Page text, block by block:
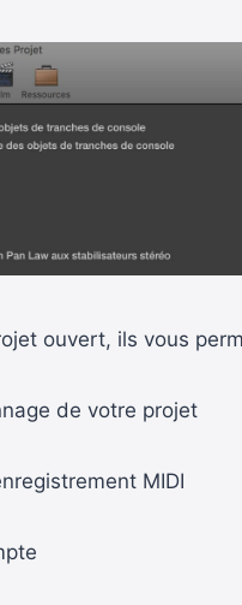
ouvert, ils vous
de votre projet
MIDI